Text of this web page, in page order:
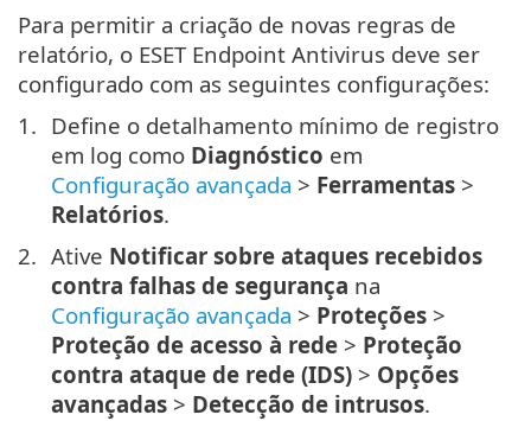
Para permitir a criação de novas regras de
relatório, o ESET Endpoint Antivirus deve ser
configurado com as seguintes configurações:
Define o detalhamento mínimo de registro
em log como Diagnóstico em
Configuração avançada > Ferramentas >
Relatórios.
Ative Notificar sobre ataques recebidos
contra falhas de segurança na
Configuração avançada > Proteções >
Proteção de acesso à rede > Proteção
contra ataque de rede (IDS) > Opções
avançadas > Detecção de intrusos.